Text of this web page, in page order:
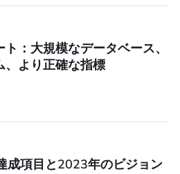
：大規模なデータベース、
、より正確な指標
成項目と2023年のビジョン